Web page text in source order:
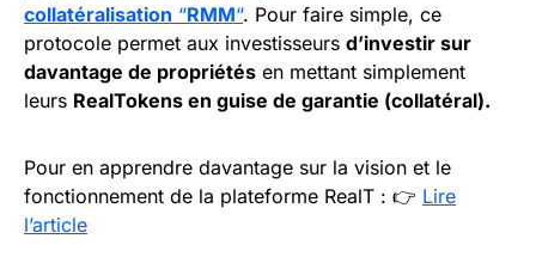
collatéralisation “RMM“. Pour faire simple, ce
protocole permet aux investisseurs d’investir sur
davantage de propriétés en mettant simplement
leurs RealTokens en guise de garantie (collatéral).
Pour en apprendre davantage sur la vision et le
fonctionnement de la plateforme RealT : 👉 Lire
l’article